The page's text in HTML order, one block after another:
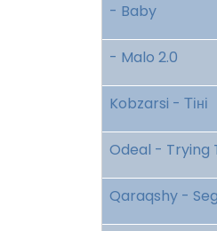
- Baby
- Malo 2.0
Kobzarsi - Тіні
Odeal - Trying
Qaraqshy -